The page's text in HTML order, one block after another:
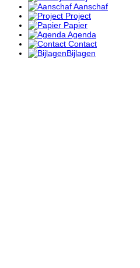
Aanschaf
Project
Papier
Agenda
Contact
Bijlagen